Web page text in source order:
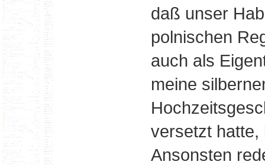
daß unser
polnischen
auch als
meine
versetzt hatte,
Ansonsten